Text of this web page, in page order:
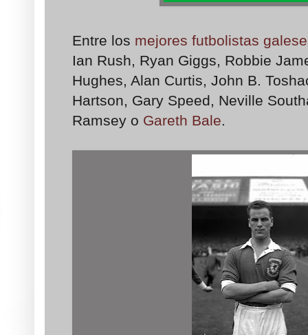
Entre los mejores futbolistas
Ian Rush, Ryan Giggs, Robbie
Hughes, Alan Curtis, John B.
Hartson, Gary Speed, Neville
Ramsey o Gareth Bale.